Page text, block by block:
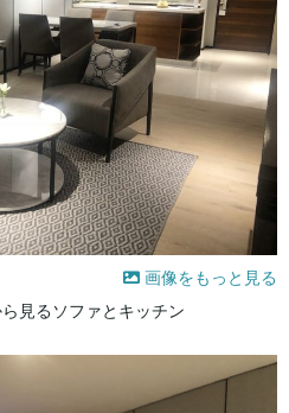
画像をもっと見る
見るソファとキッチン